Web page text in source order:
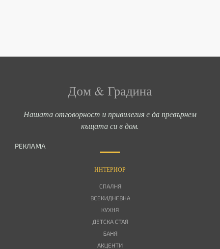
Дом & Градина
Нашата отговорност и привилегия е да превърнем
къщата си в дом.
РЕКЛАМА
ИНТЕРИОР
СПАЛНЯ
ВСЕКИДНЕВНА
КУХНЯ
ДЕТСКА СТАЯ
БАНЯ
АКЦЕНТИ